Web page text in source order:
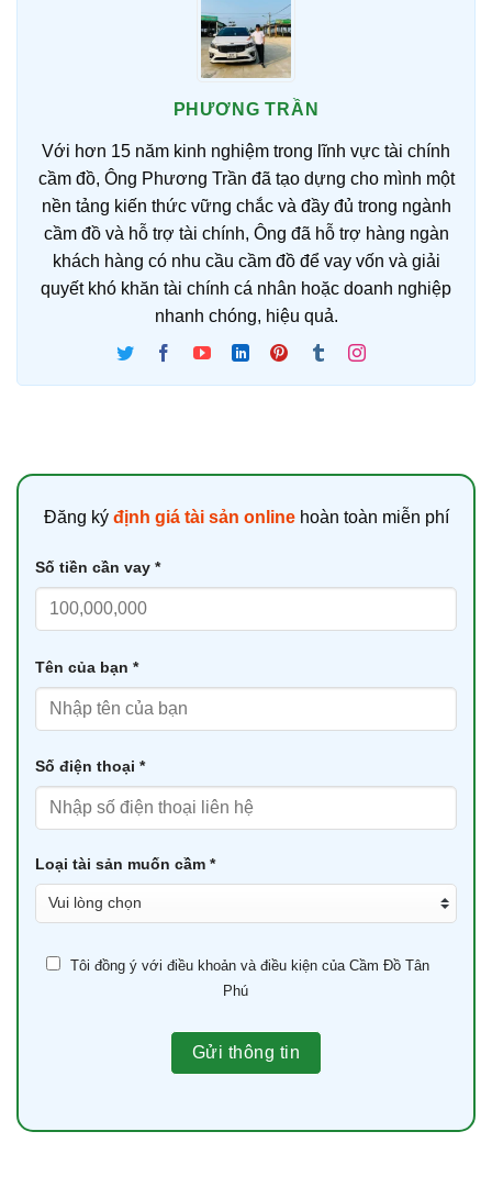
PHƯƠNG TRẦN
Với hơn 15 năm kinh nghiệm trong lĩnh vực tài chính
cầm đồ, Ông Phương Trần đã tạo dựng cho mình một
nền tảng kiến thức vững chắc và đầy đủ trong ngành
cầm đồ và hỗ trợ tài chính, Ông đã hỗ trợ hàng ngàn
khách hàng có nhu cầu cầm đồ để vay vốn và giải
quyết khó khăn tài chính cá nhân hoặc doanh nghiệp
nhanh chóng, hiệu quả.
Đăng ký định giá tài sản onlinehoàn toàn miễn phí
Số tiền cần vay *
Tên của bạn *
Số điện thoại *
Loại tài sản muốn cầm *
Tôi đồng ý với điều khoản và điều kiện của Cầm Đồ Tân
Phú